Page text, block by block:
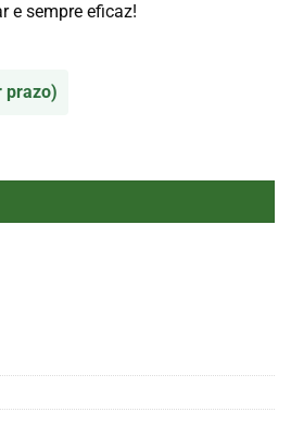
e sempre eficaz!
prazo)